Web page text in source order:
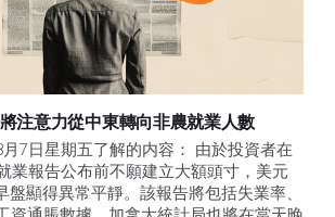
注意力從中東轉向非農就業人數
7日星期五了解的内容： 由於投資者在
業報告公布前不願建立大額頭寸，美元
盤顯得異常平靜。該報告將包括失業率、